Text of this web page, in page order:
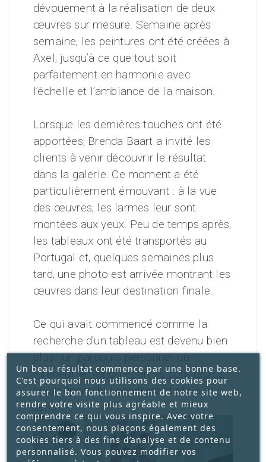
dévouement à la réalisation de deux
œuvres sur mesure. Semaine après
semaine, les peintures ont été créées à
Axel, jusqu’à ce que tout soit
parfaitement en harmonie avec
l’échelle et l’ambiance de la maison.
Lorsque les dernières touches ont été
apportées, Brenda Baart a invité les
clients à venir découvrir le résultat
dans la galerie. Ce moment a été
particulièrement émouvant : à la vue
des œuvres, les larmes leur sont
montées aux yeux. Peu de temps après,
les tableaux ont été transportés au
Portugal et, quelques semaines plus
tard, une photo est arrivée montrant les
œuvres dans leur destination finale.
Ce qui avait commencé comme la
recherche d’un tableau est devenu bien
plus : un parcours personnel où
intérieur, émotion et art se sont réunis
en un ensemble cohérent et plein de
sens.
Un beau résultat commence par une bonne base.
C’est pourquoi nous utilisons des cookies pour
assurer le bon fonctionnement de notre site web,
rendre votre visite plus agréable et mieux
comprendre ce qui vous inspire. Avec votre
consentement, nous plaçons également des
cookies tiers à des fins d’analyse et de contenu
personnalisé. Vous pouvez modifier vos